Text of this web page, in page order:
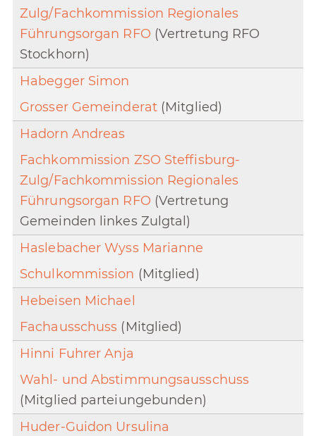
Zulg/Fachkommission Regionales
Führungsorgan RFO(Vertretung RFO
Stockhorn)
Habegger Simon
Grosser Gemeinderat(Mitglied)
Hadorn Andreas
Fachkommission ZSO Steffisburg-
Zulg/Fachkommission Regionales
Führungsorgan RFO(Vertretung
Gemeinden linkes Zulgtal)
Haslebacher Wyss Marianne
Schulkommission (Mitglied)
Hebeisen Michael
Fachausschuss (Mitglied)
Hinni Fuhrer Anja
Wahl- und Abstimmungsausschuss
(Mitglied parteiungebunden)
Huder-Guidon Ursulina